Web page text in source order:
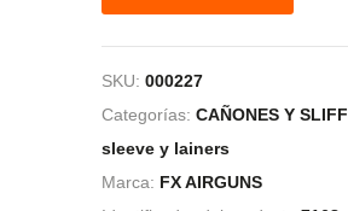
SKU: 000227
Categorías: CAÑONES Y SLIFF
sleeve y lainers
Marca: FX AIRGUNS